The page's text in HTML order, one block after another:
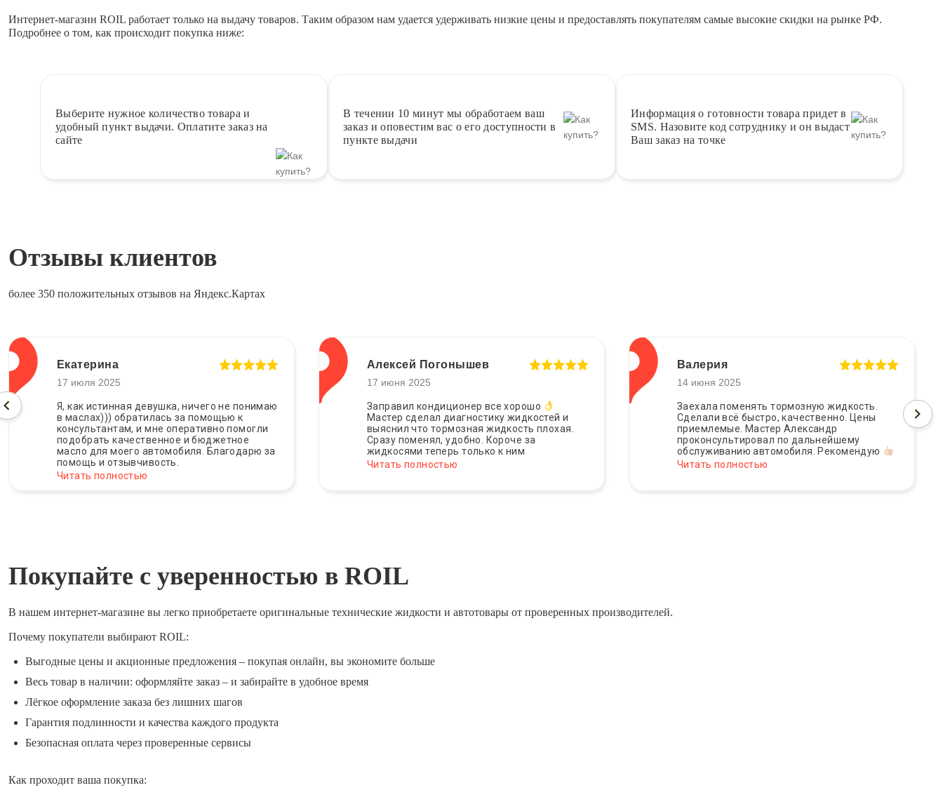
Интернет-магазин ROIL работает только на выдачу товаров. Таким образом нам удается удерживать низкие цены и предоставлять покупателям самые высокие скидки на рынке РФ.
Подробнее о том, как происходит покупка ниже:
Выберите нужное количество товара и
удобный пункт выдачи. Оплатите заказ на
сайте
В течении 10 минут мы обработаем ваш
заказ и оповестим вас о его доступности в
пункте выдачи
Информация о готовности товара придет в
SMS. Назовите код сотруднику и он выдаст
Ваш заказ на точке
Отзывы клиентов
более 350 положительных отзывов на Яндекс.Картах
Екатерина
17 июля 2025
Я, как истинная девушка, ничего не понимаю
в маслах))) обратилась за помощью к
консультантам, и мне оперативно помогли
подобрать качественное и бюджетное
масло для моего автомобиля. Благодарю за
помощь и отзывчивость.
Читать полностью
Алексей Погонышев
17 июня 2025
Заправил кондиционер все хорошо
Мастер сделал диагностику жидкостей и
выяснил что тормозная жидкость плохая.
Сразу поменял, удобно. Короче за
жидкосями теперь только к ним
Читать полностью
Валерия
14 июня 2025
Заехала поменять тормозную жидкость.
Сделали всё быстро, качественно. Цены
приемлемые. Мастер Александр
проконсультировал по дальнейшему
обслуживанию автомобиля. Рекомендую
Читать полностью
Покупайте с уверенностью в ROIL
В нашем интернет-магазине вы легко приобретаете оригинальные технические жидкости и автотовары от проверенных производителей.
Почему покупатели выбирают ROIL:
Выгодные цены и акционные предложения – покупая онлайн, вы экономите больше
Весь товар в наличии: оформляйте заказ – и забирайте в удобное время
Лёгкое оформление заказа без лишних шагов
Гарантия подлинности и качества каждого продукта
Безопасная оплата через проверенные сервисы
Как проходит ваша покупка: